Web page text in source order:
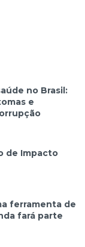
no Brasil:
e
de Impacto
ferramenta de
fará parte